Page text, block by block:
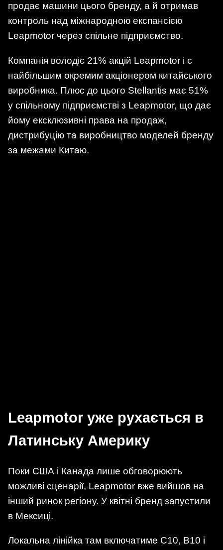
продає машини цього бренду, а й отримав
контроль над міжнародною експансією
Leapmotor через спільне підприємство.
Компанія володіє 21% акцій Leapmotor і є
найбільшим окремим акціонером китайського
виробника. Плюс до цього Stellantis має 51%
у спільному підприємстві з Leapmotor, що дає
йому ексклюзивні права на продаж,
дистрибуцію та виробництво моделей бренду
за межами Китаю.
Leapmotor уже рухається в
Латинську Америку
Поки США і Канада лише обговорюють
можливі сценарії, Leapmotor вже вийшов на
інший ринок регіону. У квітні бренд запустили
в Мексиці.
Локальна лінійка там включатиме C10, B10 і